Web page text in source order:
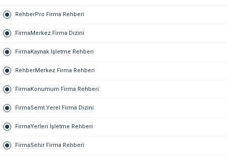
RehberPro Firma Rehberi
FirmaMerkez Firma Dizini
FirmaKaynak İşletme Rehberi
RehberMerkez Firma Rehberi
FirmaKonumum Firma Rehberi
FirmaSemt Yerel Firma Dizini
FirmaYerleri İşletme Rehberi
FirmaSehir Firma Rehberi